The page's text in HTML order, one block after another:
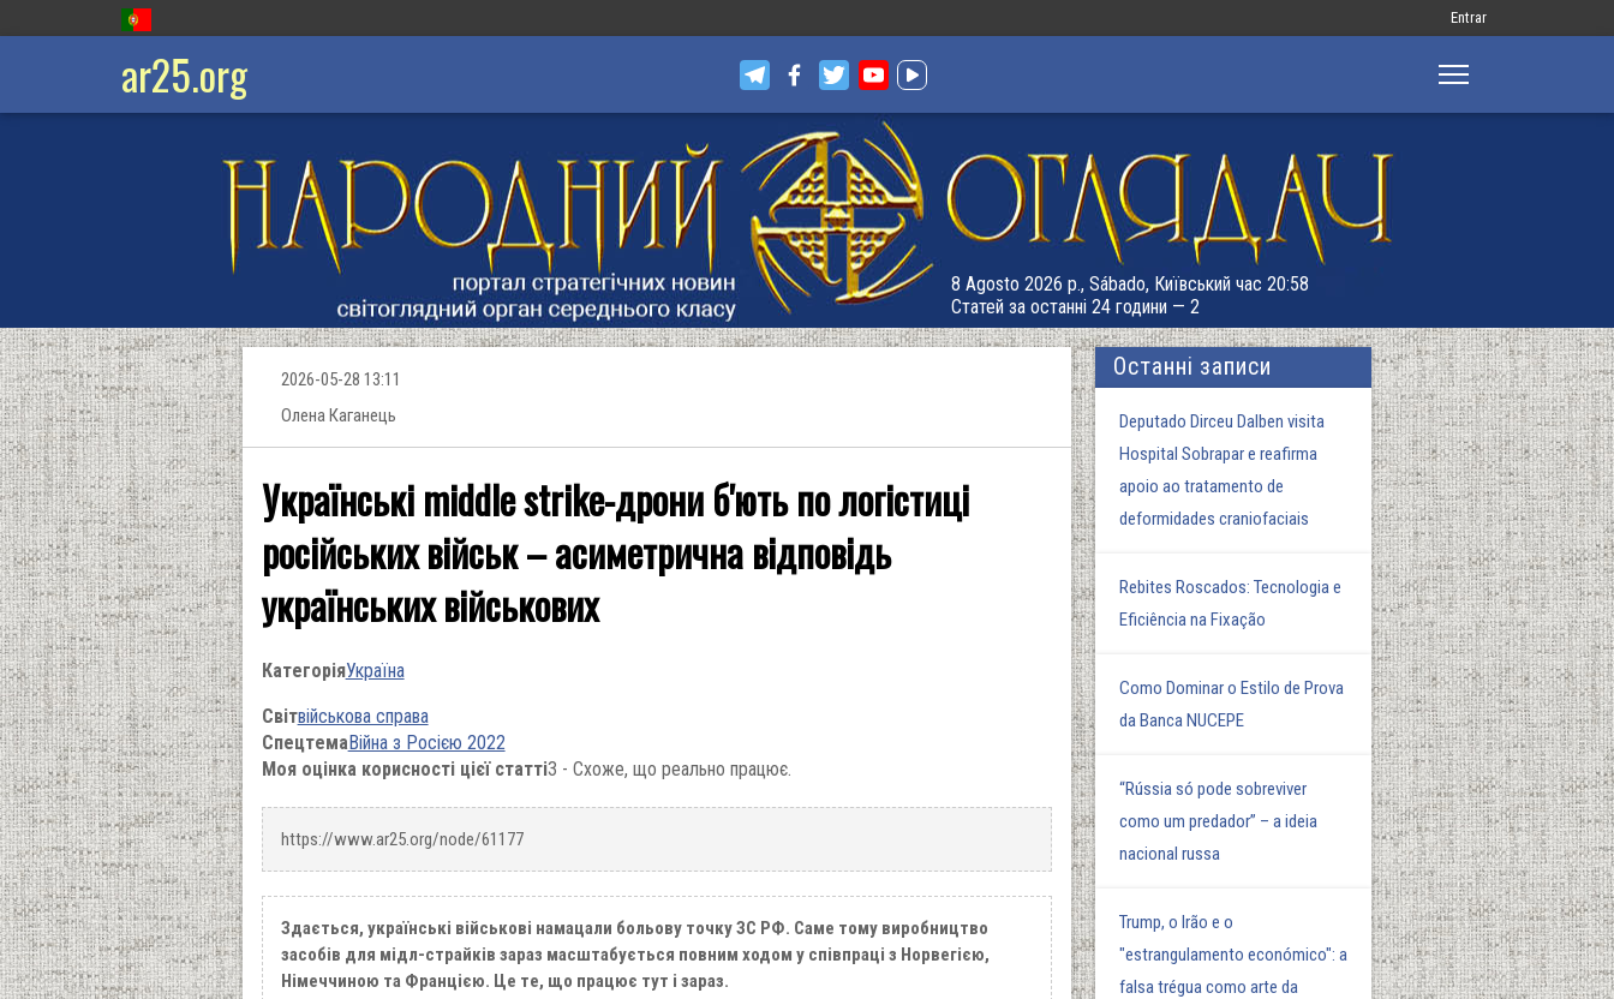
Меню
запису
Entrar
ar25.org
8 Agosto 2026 р., Sábado, Київський час 20:58
Статей за останні 24 години — 2
2026-05-28 13:11
Олена Каганець
Українські middle strike-дрони б'ють по логістиці
російських військ – асиметрична відповідь
українських військових
КатегоріяУкраїна
Світвійськова справа
СпецтемаВійна з Росією 2022
Моя оцінка корисності цієї статті3 - Схоже, що реально працює.
https://www.ar25.org/node/61177
Здається, українські військові намацали больову точку ЗС РФ. Саме тому виробництво
засобів для мідл-страйків зараз масштабується повним ходом у співпраці з Норвегією,
Німеччиною та Францією. Це те, що працює тут і зараз.
Останні записи
Deputado Dirceu Dalben visita
Hospital Sobrapar e reafirma
apoio ao tratamento de
deformidades craniofaciais
Rebites Roscados: Tecnologia e
Eficiência na Fixação
Como Dominar o Estilo de Prova
da Banca NUCEPE
“Rússia só pode sobreviver
como um predador” – a ideia
nacional russa
Trump, o Irão e o
"estrangulamento económico": a
falsa trégua como arte da